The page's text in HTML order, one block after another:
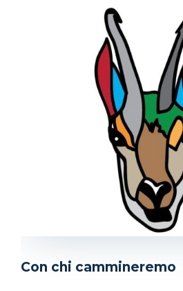
Con chi cammineremo